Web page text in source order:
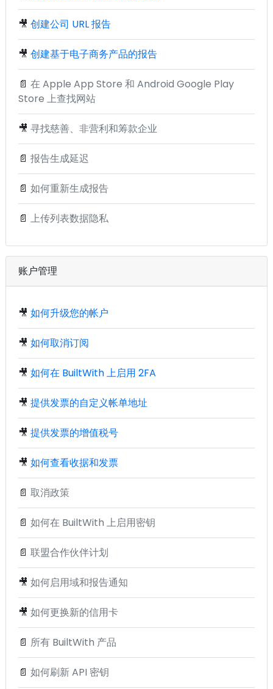
🎥 创建公司 URL 报告
🎥 创建基于电子商务产品的报告
📄 在 Apple App Store 和 Android Google Play
Store 上查找网站
🎥 寻找慈善、非营利和筹款企业
📄 报告生成延迟
📄 如何重新生成报告
📄 上传列表数据隐私
账户管理
🎥 如何升级您的帐户
🎥 如何取消订阅
🎥 如何在 BuiltWith 上启用 2FA
🎥 提供发票的自定义帐单地址
🎥 提供发票的增值税号
🎥 如何查看收据和发票
📄 取消政策
📄 如何在 BuiltWith 上启用密钥
📄 联盟合作伙伴计划
🎥 如何启用域和报告通知
🎥 如何更换新的信用卡
📄 所有 BuiltWith 产品
📄 如何刷新 API 密钥